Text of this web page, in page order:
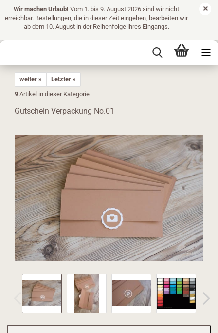
Wir machen Urlaub! Vom 1. bis 9. August 2026 sind wir nicht
erreichbar. Bestellungen, die in dieser Zeit eingehen, bearbeiten wir
ab dem 10. August in der Reihenfolge ihres Eingangs.
weiter »
Letzter »
9 Artikel in dieser Kategorie
Gutschein Verpackung No.01